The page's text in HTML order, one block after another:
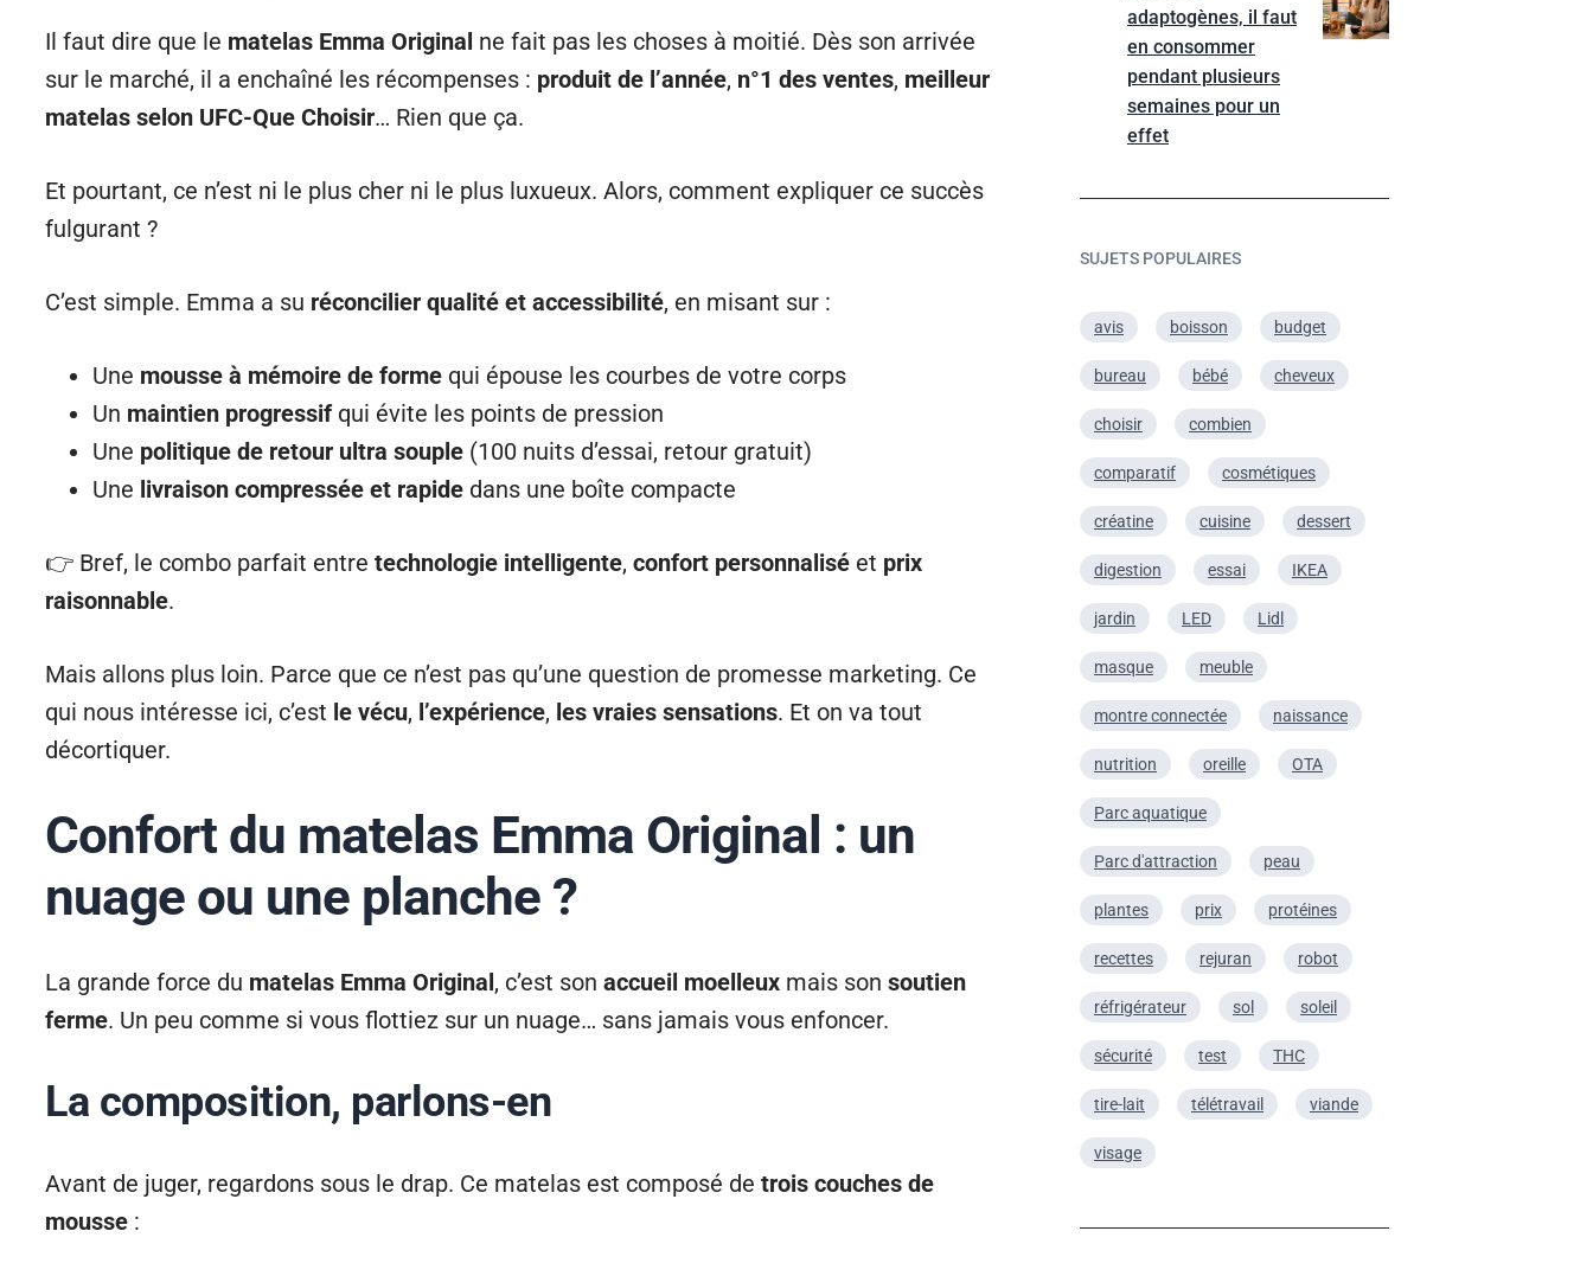
Il faut dire que le matelas Emma Original ne fait pas les choses à moitié. Dès son arrivée
sur le marché, il a enchaîné les récompenses : produit de l’année, n°1 des ventes, meilleur
matelas selon UFC-Que Choisir… Rien que ça.
Et pourtant, ce n’est ni le plus cher ni le plus luxueux. Alors, comment expliquer ce succès
fulgurant ?
C’est simple. Emma a su réconcilier qualité et accessibilité, en misant sur :
Une mousse à mémoire de forme qui épouse les courbes de votre corps
Un maintien progressifqui évite les points de pression
Une politique de retour ultra souple (100 nuits d’essai, retour gratuit)
Une livraison compressée et rapide dans une boîte compacte
👉 Bref, le combo parfait entre technologie intelligente, confort personnalisé et prix
raisonnable.
Mais allons plus loin. Parce que ce n’est pas qu’une question de promesse marketing. Ce
qui nous intéresse ici, c’est le vécu, l’expérience, les vraies sensations. Et on va tout
décortiquer.
Confort du matelas Emma Original : un
nuage ou une planche ?
La grande force du matelas Emma Original, c’est son accueil moelleux mais son soutien
ferme. Un peu comme si vous flottiez sur un nuage… sans jamais vous enfoncer.
La composition, parlons-en
Avant de juger, regardons sous le drap. Ce matelas est composé de trois couches de
mousse :
adaptogènes, il faut
en consommer
pendant plusieurs
semaines pour un
effet
SUJETS POPULAIRES
avis boisson budget
bureau bébé cheveux
choisir combien
comparatif cosmétiques
créatine cuisine dessert
digestion essai IKEA
jardin LED Lidl
masque meuble
montre connectée naissance
nutrition oreille OTA
Parc aquatique
Parc d'attraction peau
plantes prix protéines
recettes rejuran robot
réfrigérateur sol soleil
sécurité test THC
tire-lait télétravail viande
visage